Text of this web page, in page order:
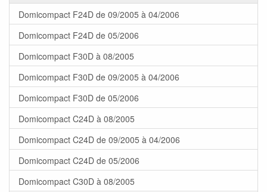
Domicompact F24D de 09/2005 à 04/2006
Domicompact F24D de 05/2006
Domicompact F30D à 08/2005
Domicompact F30D de 09/2005 à 04/2006
Domicompact F30D de 05/2006
Domicompact C24D à 08/2005
Domicompact C24D de 09/2005 à 04/2006
Domicompact C24D de 05/2006
Domicompact C30D à 08/2005